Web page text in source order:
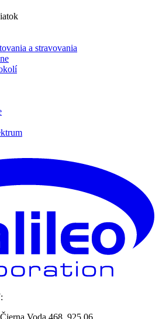
a stravovania
Voda 468, 925 06